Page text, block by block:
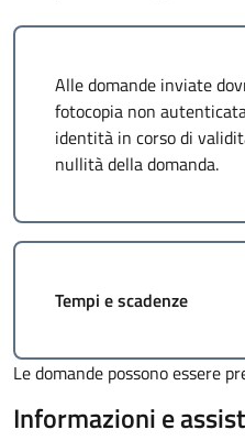
Alle domande inviate
fotocopia non
identità in corso di
nullità della domanda.
Tempi e scadenze
Le domande possono essere
Informazioni e